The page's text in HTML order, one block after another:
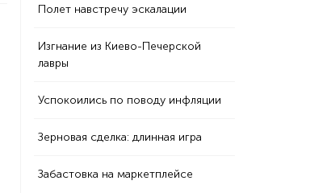
Полет навстречу эскалации
Изгнание из Киево-Печерской
лавры
Успокоились по поводу инфляции
Зерновая сделка: длинная игра
Забастовка на маркетплейсе